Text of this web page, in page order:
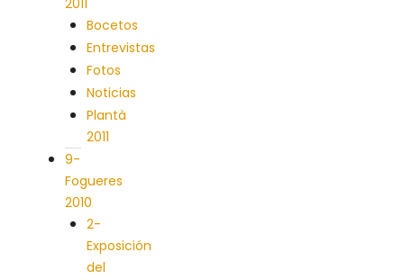
2011
Bocetos
Entrevistas
Fotos
Noticias
Plantà
2011
9-
Fogueres
2010
2-
Exposición
del